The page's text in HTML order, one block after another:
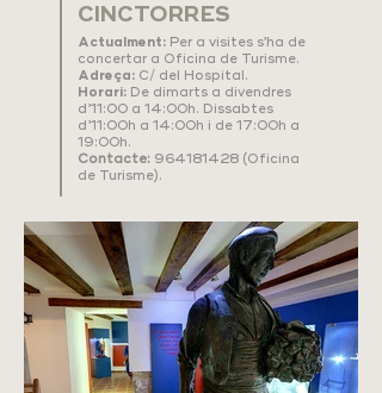
CINCTORRES
Actualment: Per a visites s’ha de
concertar a Oficina de Turisme.
Adreça: C/ del Hospital.
Horari: De dimarts a divendres
d’11:00 a 14:00h. Dissabtes
d’11:00h a 14:00h i de 17:00h a
19:00h.
Contacte: 964181428 (Oficina
de Turisme).